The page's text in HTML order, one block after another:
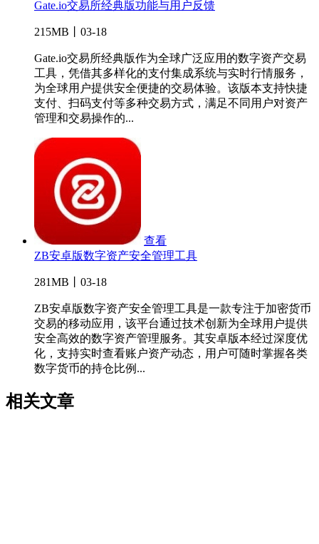
Gate.io交易所经典版功能与用户反馈
215MB丨03-18
Gate.io交易所经典版作为全球广泛应用的数字资产交易
工具，凭借其多样化的支付集成系统与实时行情服务，
为全球用户提供安全便捷的交易体验。该版本支持快捷
支付、扫码支付等多种交易方式，满足不同用户对资产
管理和交易操作的...
查看
ZB安卓版数字资产安全管理工具
281MB丨03-18
ZB安卓版数字资产安全管理工具是一款专注于加密货币
交易的移动应用，该平台通过技术创新为全球用户提供
安全高效的数字资产管理服务。其安卓版本经过深度优
化，支持实时查看账户资产动态，用户可随时掌握各类
数字货币的持仓比例...
相关文章